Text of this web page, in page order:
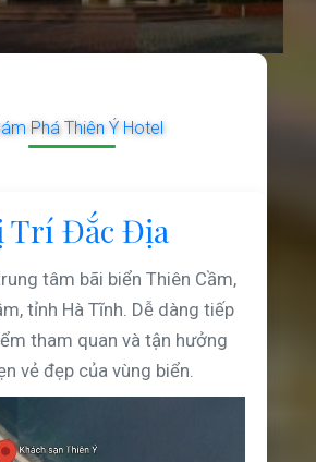
Phá Thiên Ý Hotel
Trí Đắc Địa
tâm bãi biển Thiên Cầm,
tỉnh Hà Tĩnh. Dễ dàng tiếp
tham quan và tận hưởng
vẻ đẹp của vùng biển.